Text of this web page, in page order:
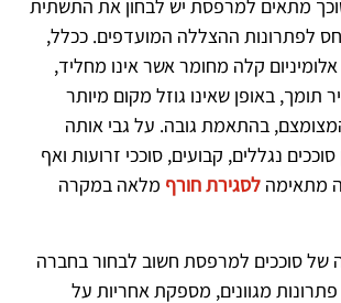
מתאים למרפסת יש לבחון את התשתית
לפתרונות ההצללה המועדפים. ככלל,
קלה מחומר אשר אינו מחליד,
תומך, באופן שאינו גוזל מקום מיותר
בהתאמת גובה. על גבי אותה
נגללים, קבועים, סוככי זרועות ואף
מתאימה לסגירת חורף מלאה במקרה
של סוככים למרפסת חשוב לבחור בחברה
מגוונים, מספקת אחריות על